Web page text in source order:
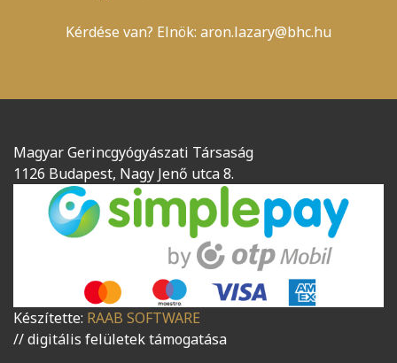
Kérdése van? Elnök: aron.lazary@bhc.hu
Magyar Gerincgyógyászati Társaság
1126 Budapest, Nagy Jenő utca 8.
Készítette: RAAB SOFTWARE
// digitális felületek támogatása